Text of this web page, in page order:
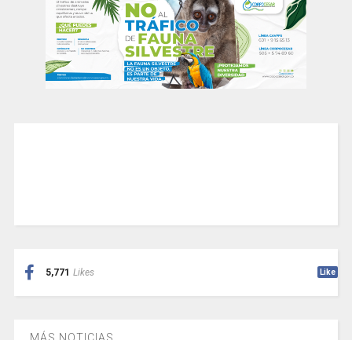
5,771 Likes Like
MÁS NOTICIAS